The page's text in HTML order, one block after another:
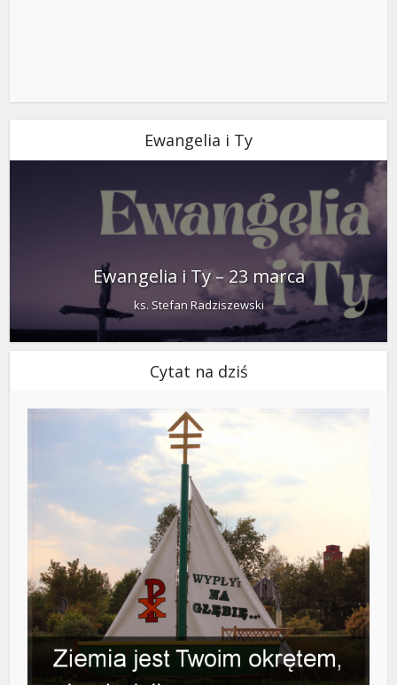
Ewangelia i Ty
Ewangelia i Ty – 23 marca
ks. Stefan Radziszewski
Cytat na dziś